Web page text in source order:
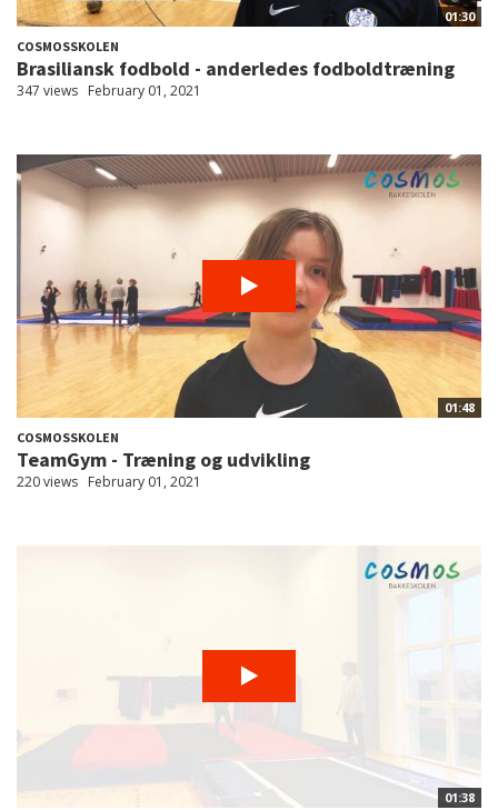
01:30
COSMOSSKOLEN
Brasiliansk fodbold - anderledes fodboldtræning
347 views February 01, 2021
01:48
COSMOSSKOLEN
TeamGym - Træning og udvikling
220 views February 01, 2021
01:38